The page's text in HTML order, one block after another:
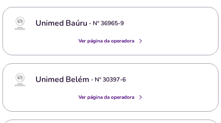
Unimed Baúru - Nº36965-9
Ver página da operadora
Unimed Belém - Nº30397-6
Ver página da operadora